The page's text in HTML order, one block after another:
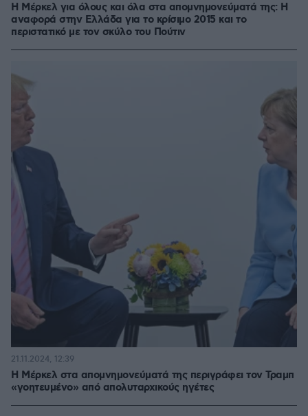
Η Μέρκελ για όλους και όλα στα απομνημονεύματά της: Η
αναφορά στην Ελλάδα για το κρίσιμο 2015 και το
περιστατικό με τον σκύλο του Πούτιν
Η Μέρκελ στα απομνημονεύματά της περιγράφει τον Τραμπ
«γοητευμένο» από απολυταρχικούς ηγέτες
21.11.2024, 12:39